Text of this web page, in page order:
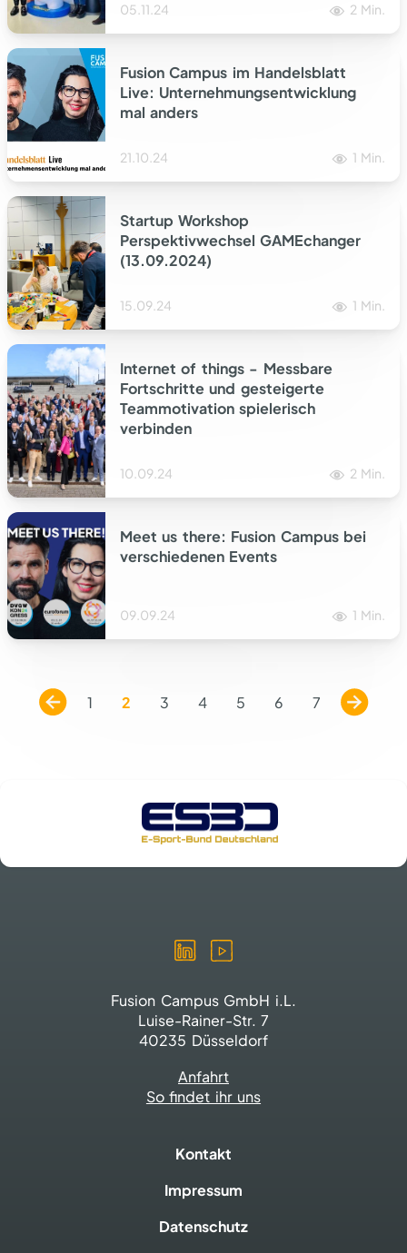
05.11.24 2 Min.
Fusion Campus im Handelsblatt
Live: Unternehmungsentwicklung
mal anders
21.10.24 1 Min.
Startup Workshop​
Perspektivwechsel GAMEchanger
(13.09.2024)
15.09.24 1 Min.
Internet of things - Messbare
Fortschritte und gesteigerte
Teammotivation spielerisch
verbinden
10.09.24 2 Min.
Meet us there: Fusion Campus bei
verschiedenen Events
09.09.24 1 Min.
1 2 3 4 5 6 7
Fusion Campus GmbH i.L.
Luise-Rainer-Str. 7
40235 Düsseldorf
Anfahrt
So findet ihr uns
Kontakt
Impressum
Datenschutz